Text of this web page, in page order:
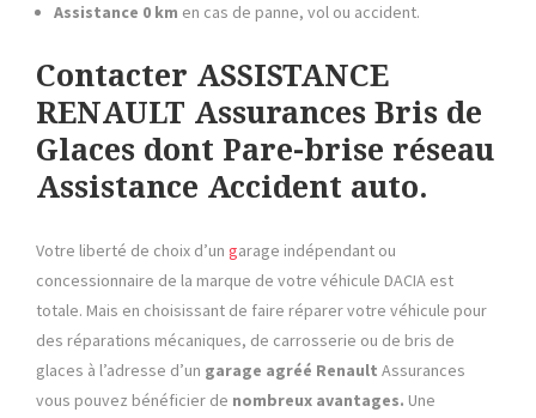
Assistance 0 km en cas de panne, vol ou accident.
Contacter ASSISTANCE
RENAULT Assurances Bris de
Glaces dont Pare-brise réseau
Assistance Accident auto.
Votre liberté de choix d’un garage indépendant ou
concessionnaire de la marque de votre véhicule DACIA est
totale. Mais en choisissant de faire réparer votre véhicule pour
des réparations mécaniques, de carrosserie ou de bris de
glaces à l’adresse d’un garage agréé Renault Assurances
vous pouvez bénéficier de nombreux avantages. Une